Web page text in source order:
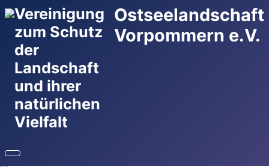
Vereinigung
zum Schutz
der
Landschaft
und ihrer
natürlichen
Vielfalt
Ostseelandschaft
Vorpommern e.V.